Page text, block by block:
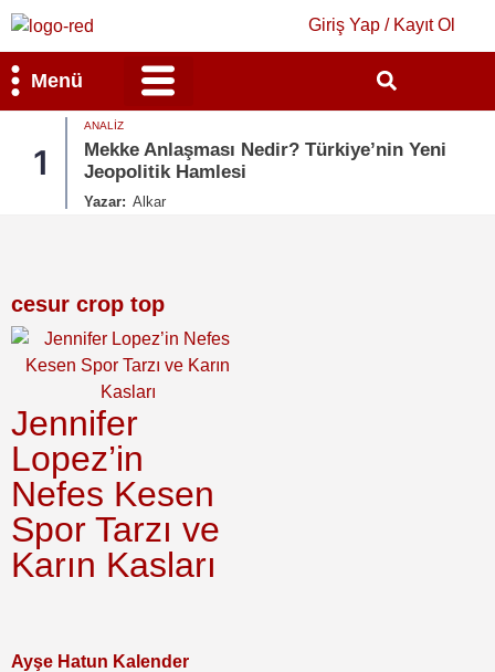
Giriş Yap / Kayıt Ol
Menü
1
ANALIZ
Mekke Anlaşması Nedir? Türkiye’nin Yeni
Jeopolitik Hamlesi
Yazar: Alkar
cesur crop top
Jennifer
Lopez’in
Nefes Kesen
Spor Tarzı ve
Karın Kasları
Ayşe Hatun Kalender